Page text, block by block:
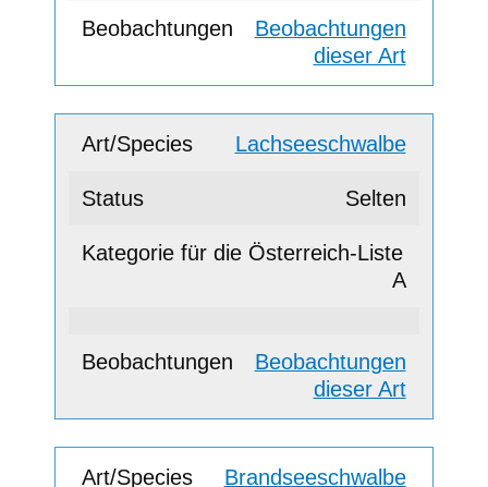
Beobachtungen
dieser Art
Lachseeschwalbe
Selten
A
Beobachtungen
dieser Art
Brandseeschwalbe